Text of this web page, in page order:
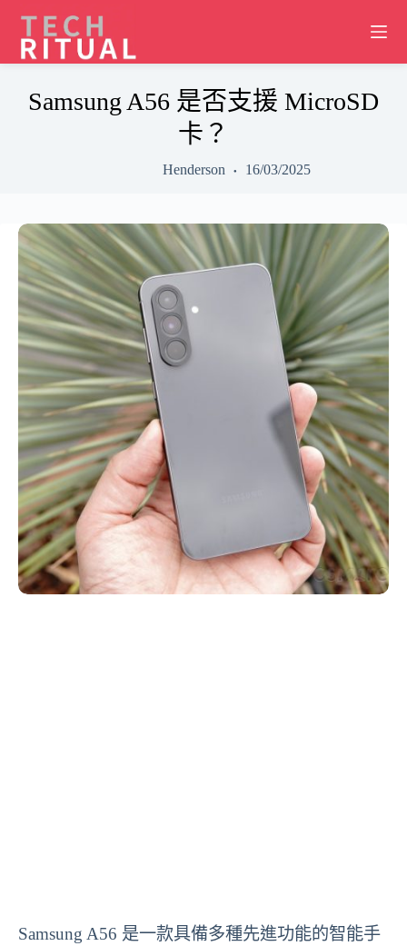
content
Samsung A56 是否支援 MicroSD
卡？
Henderson 16/03/2025
Samsung A56 是一款具備多種先進功能的智能手